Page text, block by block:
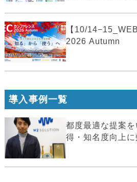
【10/
2026 Autumn
導入事例一覧
都度最適な提案
得・知名度向上